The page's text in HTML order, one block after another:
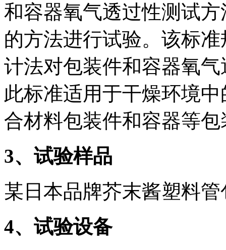
和容器氧气透过性测试
的方法进行试验。该标
计法对包装件和容器氧
此标准适用于干燥环境
合材料包装件和容器等
3、试验样品
某日本品牌芥末酱塑料
4、试验设备